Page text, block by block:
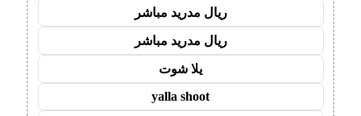
ريال مدريد مباشر
ريال مدريد مباشر
يلا شوت
yalla shoot